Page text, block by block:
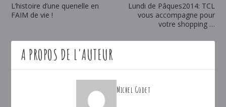
L’histoire d’une quenelle en
FAIM de vie !
Lundi de Pâques2014: TCL
vous accompagne pour
votre shopping …
A PROPOS DE L'AUTEUR
Michel Godet